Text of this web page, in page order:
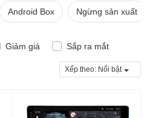
Android Box Ngừng sản xuất
Giảm giá Sắp ra mắt
Xếp theo: Nổi bật